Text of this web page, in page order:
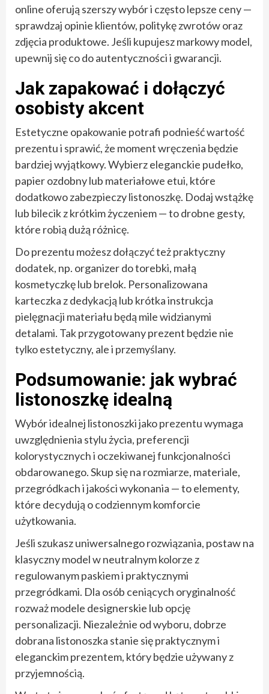
online oferują szerszy wybór i często lepsze ceny —
sprawdzaj opinie klientów, politykę zwrotów oraz
zdjęcia produktowe. Jeśli kupujesz markowy model,
upewnij się co do autentyczności i gwarancji.
Jak zapakować i dołączyć
osobisty akcent
Estetyczne opakowanie potrafi podnieść wartość
prezentu i sprawić, że moment wręczenia będzie
bardziej wyjątkowy. Wybierz eleganckie pudełko,
papier ozdobny lub materiałowe etui, które
dodatkowo zabezpieczy listonoszkę. Dodaj wstążkę
lub bilecik z krótkim życzeniem — to drobne gesty,
które robią dużą różnicę.
Do prezentu możesz dołączyć też praktyczny
dodatek, np. organizer do torebki, małą
kosmetyczkę lub brelok. Personalizowana
karteczka z dedykacją lub krótka instrukcja
pielęgnacji materiału będą mile widzianymi
detalami. Tak przygotowany prezent będzie nie
tylko estetyczny, ale i przemyślany.
Podsumowanie: jak wybrać
listonoszkę idealną
Wybór idealnej listonoszki jako prezentu wymaga
uwzględnienia stylu życia, preferencji
kolorystycznych i oczekiwanej funkcjonalności
obdarowanego. Skup się na rozmiarze, materiale,
przegródkach i jakości wykonania — to elementy,
które decydują o codziennym komforcie
użytkowania.
Jeśli szukasz uniwersalnego rozwiązania, postaw na
klasyczny model w neutralnym kolorze z
regulowanym paskiem i praktycznymi
przegródkami. Dla osób ceniących oryginalność
rozważ modele designerskie lub opcję
personalizacji. Niezależnie od wyboru, dobrze
dobrana listonoszka stanie się praktycznym i
eleganckim prezentem, który będzie używany z
przyjemnością.